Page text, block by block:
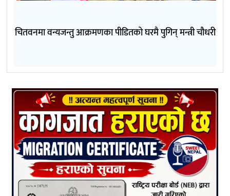
चितवनमा वन्यजन्तु आक्रमणका पीडितको घरमै पुगिन् मन्त्री चौधरी